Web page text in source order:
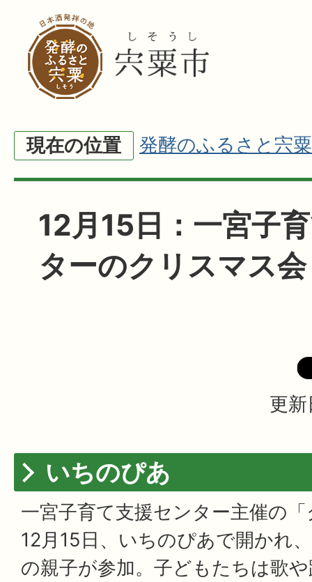
現在の位置 発酵のふるさと宍粟
12月15日：一宮子
ターのクリスマス会
更
いちのぴあ
一宮子育て支援センター主催の
12月15日、いちのぴあで開かれ
の親子が参加。子どもたちは歌